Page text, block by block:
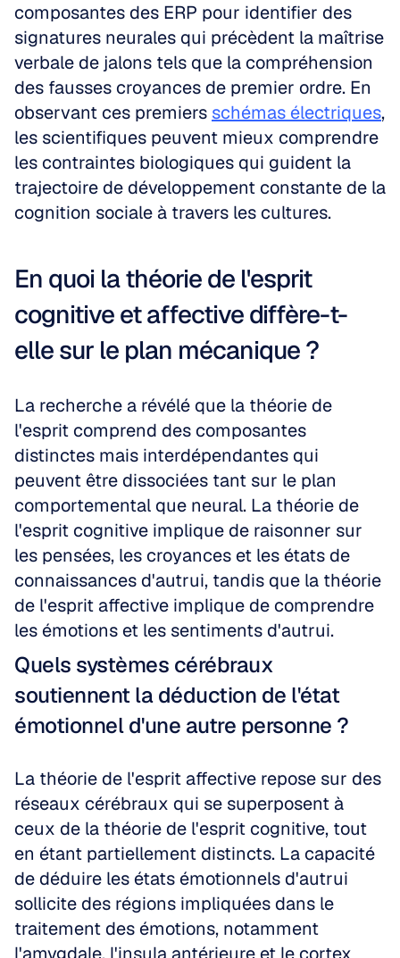
composantes des ERP pour identifier des
signatures neurales qui précèdent la maîtrise
verbale de jalons tels que la compréhension
des fausses croyances de premier ordre. En
observant ces premiers schémas électriques,
les scientifiques peuvent mieux comprendre
les contraintes biologiques qui guident la
trajectoire de développement constante de la
cognition sociale à travers les cultures.
En quoi la théorie de l'esprit
cognitive et affective diffère-t-
elle sur le plan mécanique ?
La recherche a révélé que la théorie de
l'esprit comprend des composantes
distinctes mais interdépendantes qui
peuvent être dissociées tant sur le plan
comportemental que neural. La théorie de
l'esprit cognitive implique de raisonner sur
les pensées, les croyances et les états de
connaissances d'autrui, tandis que la théorie
de l'esprit affective implique de comprendre
les émotions et les sentiments d'autrui.
Quels systèmes cérébraux
soutiennent la déduction de l'état
émotionnel d'une autre personne ?
La théorie de l'esprit affective repose sur des
réseaux cérébraux qui se superposent à
ceux de la théorie de l'esprit cognitive, tout
en étant partiellement distincts. La capacité
de déduire les états émotionnels d'autrui
sollicite des régions impliquées dans le
traitement des émotions, notamment